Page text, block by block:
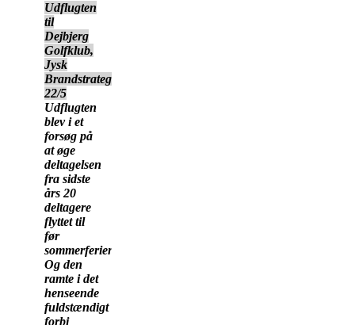
Udflugten
til
Dejbjerg
Golfklub,
Jysk
Brandstrategi
22/5
Udflugten
blev i et
forsøg på
at øge
deltagelsen
fra sidste
års 20
deltagere
flyttet til
før
sommerferien.
Og den
ramte i det
henseende
fuldstændigt
forbi